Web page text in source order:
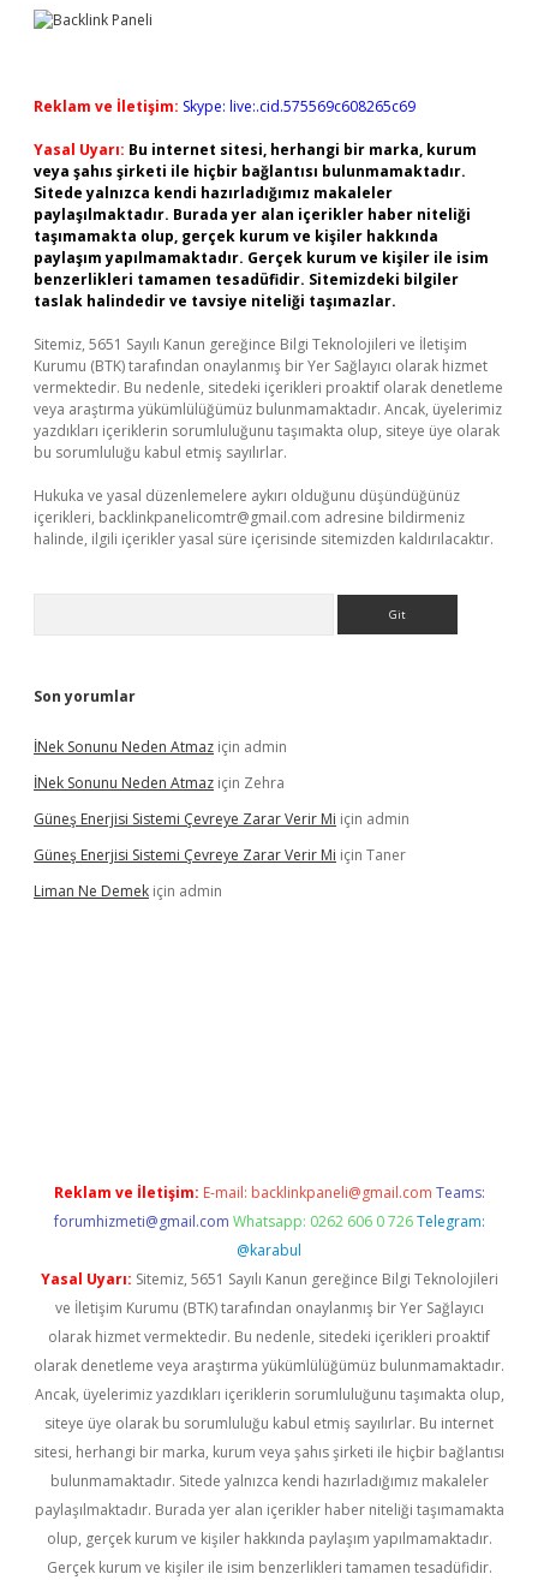
Reklam ve İletişim: Skype: live:.cid.575569c608265c69
Yasal Uyarı: Bu internet sitesi, herhangi bir marka, kurum
veya şahıs şirketi ile hiçbir bağlantısı bulunmamaktadır.
Sitede yalnızca kendi hazırladığımız makaleler
paylaşılmaktadır. Burada yer alan içerikler haber niteliği
taşımamakta olup, gerçek kurum ve kişiler hakkında
paylaşım yapılmamaktadır. Gerçek kurum ve kişiler ile isim
benzerlikleri tamamen tesadüfidir. Sitemizdeki bilgiler
taslak halindedir ve tavsiye niteliği taşımazlar.
Sitemiz, 5651 Sayılı Kanun gereğince Bilgi Teknolojileri ve İletişim
Kurumu (BTK) tarafından onaylanmış bir Yer Sağlayıcı olarak hizmet
vermektedir. Bu nedenle, sitedeki içerikleri proaktif olarak denetleme
veya araştırma yükümlülüğümüz bulunmamaktadır. Ancak, üyelerimiz
yazdıkları içeriklerin sorumluluğunu taşımakta olup, siteye üye olarak
bu sorumluluğu kabul etmiş sayılırlar.
Hukuka ve yasal düzenlemelere aykırı olduğunu düşündüğünüz
içerikleri, backlinkpanelicomtr@gmail.com adresine bildirmeniz
halinde, ilgili içerikler yasal süre içerisinde sitemizden kaldırılacaktır.
Son yorumlar
İNek Sonunu Neden Atmaz için admin
İNek Sonunu Neden Atmaz için Zehra
Güneş Enerjisi Sistemi Çevreye Zarar Verir Mi için admin
Güneş Enerjisi Sistemi Çevreye Zarar Verir Mi için Taner
Liman Ne Demek için admin
Reklam ve İletişim: E-mail: backlinkpaneli@gmail.com Teams:
forumhizmeti@gmail.com Whatsapp: 0262 606 0 726 Telegram:
@karabul
Yasal Uyarı: Sitemiz, 5651 Sayılı Kanun gereğince Bilgi Teknolojileri
ve İletişim Kurumu (BTK) tarafından onaylanmış bir Yer Sağlayıcı
olarak hizmet vermektedir. Bu nedenle, sitedeki içerikleri proaktif
olarak denetleme veya araştırma yükümlülüğümüz bulunmamaktadır.
Ancak, üyelerimiz yazdıkları içeriklerin sorumluluğunu taşımakta olup,
siteye üye olarak bu sorumluluğu kabul etmiş sayılırlar. Bu internet
sitesi, herhangi bir marka, kurum veya şahıs şirketi ile hiçbir bağlantısı
bulunmamaktadır. Sitede yalnızca kendi hazırladığımız makaleler
paylaşılmaktadır. Burada yer alan içerikler haber niteliği taşımamakta
olup, gerçek kurum ve kişiler hakkında paylaşım yapılmamaktadır.
Gerçek kurum ve kişiler ile isim benzerlikleri tamamen tesadüfidir.